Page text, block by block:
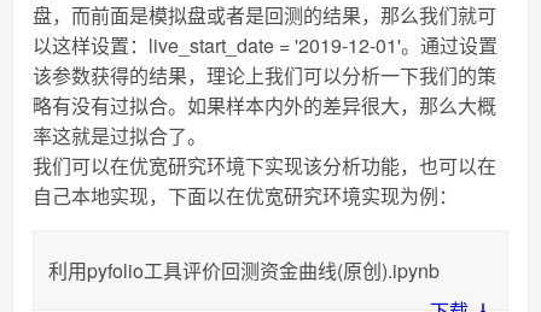
盘，而前面是模拟盘或者是回测的结果，那么我们就可
以这样设置：live_start_date = '2019-12-01'。通过设置
该参数获得的结果，理论上我们可以分析一下我们的策
略有没有过拟合。如果样本内外的差异很大，那么大概
率这就是过拟合了。
我们可以在优宽研究环境下实现该分析功能，也可以在
自己本地实现，下面以在优宽研究环境实现为例：
利用pyfolio工具评价回测资金曲线(原创).ipynb